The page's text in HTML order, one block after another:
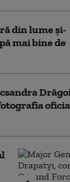
din lume și-
mai bine de